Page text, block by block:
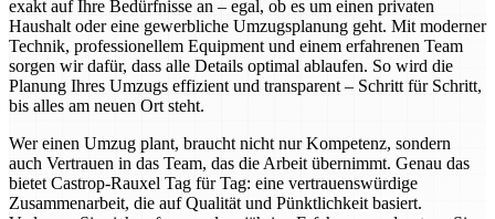
exakt auf Ihre Bedürfnisse an – egal, ob es um einen privaten
Haushalt oder eine gewerbliche Umzugsplanung geht. Mit moderner
Technik, professionellem Equipment und einem erfahrenen Team
sorgen wir dafür, dass alle Details optimal ablaufen. So wird die
Planung Ihres Umzugs effizient und transparent – Schritt für Schritt,
bis alles am neuen Ort steht.
Wer einen Umzug plant, braucht nicht nur Kompetenz, sondern
auch Vertrauen in das Team, das die Arbeit übernimmt. Genau das
bietet Castrop-Rauxel Tag für Tag: eine vertrauenswürdige
Zusammenarbeit, die auf Qualität und Pünktlichkeit basiert.